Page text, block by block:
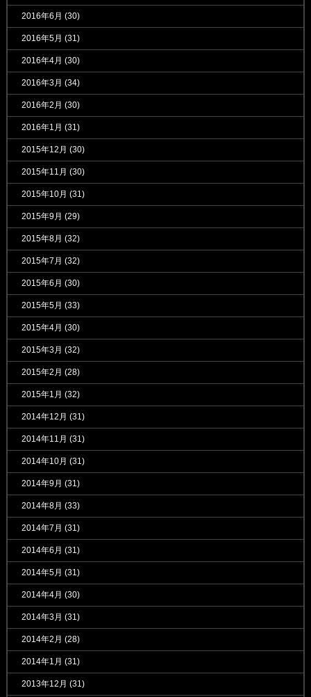
2016年6月 (30)
2016年5月 (31)
2016年4月 (30)
2016年3月 (34)
2016年2月 (30)
2016年1月 (31)
2015年12月 (30)
2015年11月 (30)
2015年10月 (31)
2015年9月 (29)
2015年8月 (32)
2015年7月 (32)
2015年6月 (30)
2015年5月 (33)
2015年4月 (30)
2015年3月 (32)
2015年2月 (28)
2015年1月 (32)
2014年12月 (31)
2014年11月 (31)
2014年10月 (31)
2014年9月 (31)
2014年8月 (33)
2014年7月 (31)
2014年6月 (31)
2014年5月 (31)
2014年4月 (30)
2014年3月 (31)
2014年2月 (28)
2014年1月 (31)
2013年12月 (31)